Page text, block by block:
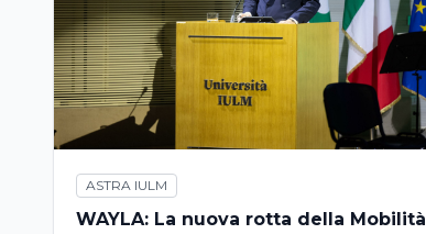
ASTRA IULM
WAYLA: La nuova rotta della Mobilità